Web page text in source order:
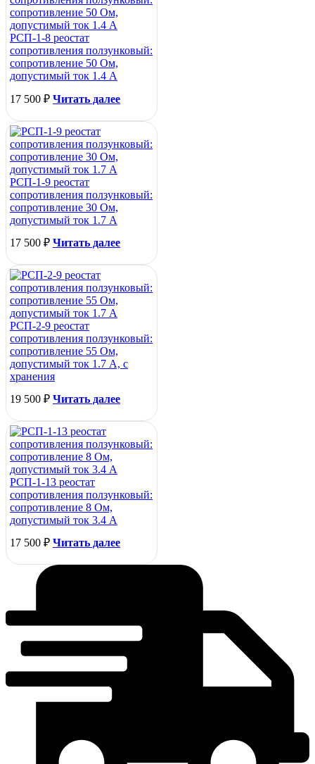
РСП-1-8 реостат
сопротивления ползунковый:
сопротивление 50 Ом,
допустимый ток 1.4 А
17 500 ₽ Читать далее
РСП-1-9 реостат
сопротивления ползунковый:
сопротивление 30 Ом,
допустимый ток 1.7 А
17 500 ₽ Читать далее
РСП-2-9 реостат
сопротивления ползунковый:
сопротивление 55 Ом,
допустимый ток 1.7 А, с
хранения
19 500 ₽ Читать далее
РСП-1-13 реостат
сопротивления ползунковый:
сопротивление 8 Ом,
допустимый ток 3.4 А
17 500 ₽ Читать далее